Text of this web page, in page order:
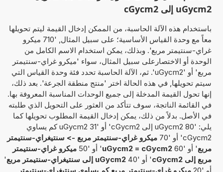
uGycm2 إلى cGycm2
باستخدام هذه الآلة الحاسبة، من الممكن إدخال القيمة ليتم تحويلها
معاً مع وحدة القياس الأساسية؛ على سبيل المثال, '710 ميكرو
غراي-سنتيمتر مربع'. وبذلك، يمكن استخدام الاسم الكامل من
الوحدة أو الاختصارعلى سبيل المثال، سواء 'ميكرو غراي-سنتيمتر
مربع' أو 'uGycm2'. ثم، الآلة الحاسبة تحدد فئة وحدة القياس التي
سيتم تحويلها, في هذه الحالة اختر 'منتج منطقة الجرعة'. بعد ذلك،
إنها تحول القيمة المدخلة إلى جميع الوحدات المناسبة المعروفة بها.
في القائمة الناتجة، سوف تتأكد من العثور على التحويل الذي طلبته
في الأصل. بدلاً من ذلك، يمكن إدخال القيمة المطلوب تحويلها كما
يلي: '80 uGycm2 إلى cGycm2' أو '31 uGycm2 كم يساوي
cGycm2' أو '70
ميكرو غراي-سنتيمتر مربع -> سنتيغراي-سنتيمتر
مربع' أو '60 uGycm2 = cGycm2' أو '50
ميكرو غراي-سنتيمتر
مربع إلى cGycm2
' أو '40 uGycm2 إلى سنتيغراي-سنتيمتر مربع
'
أو '20
ميكرو غراي-سنتيمتر مربع كم يساوي سنتيغراي-سنتيمتر